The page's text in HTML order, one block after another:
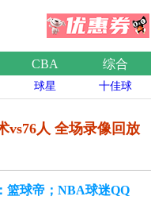
CBA 综合
球星 十佳球
vs76人 全场录像回放
篮球帝；NBA球迷QQ